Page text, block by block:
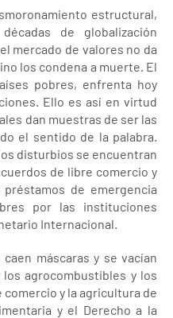
estructural,
de globalización
mercado de valores no da
los condena a muerte. El
pobres, enfrenta hoy
Ello es así en virtud
dan muestras de ser las
el sentido de la palabra.
disturbios se encuentran
de libre comercio y
de emergencia
por las instituciones
Internacional.
máscaras y se vacían
agrocombustibles y los
y la agricultura de
y el Derecho a la